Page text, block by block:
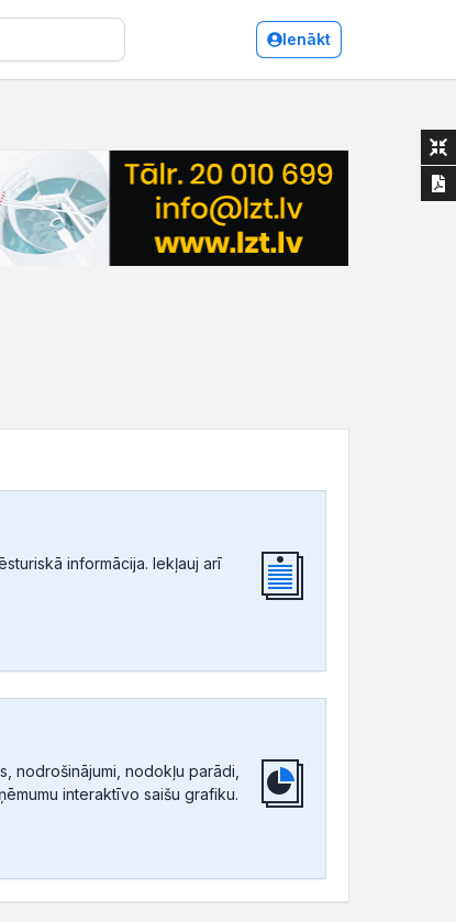
Ienākt
informācija. Iekļauj arī
nodrošinājumi, nodokļu parādi,
interaktīvo saišu grafiku.